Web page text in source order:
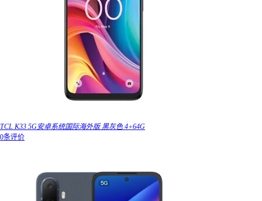
TCL K33 5G安卓系统国际海外版 黑灰色 4+64G
0条评价